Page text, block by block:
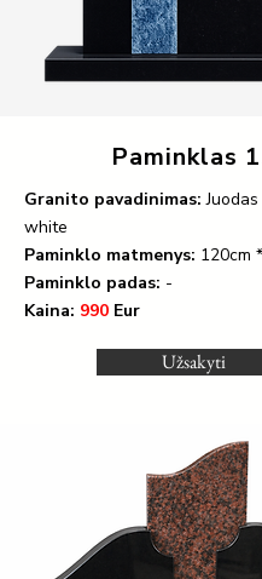
Paminklas
Granito pavadinimas:
white
Paminklo matmenys: 120cm
Paminklo padas: -
Kaina: 990 Eur
Užsakyti